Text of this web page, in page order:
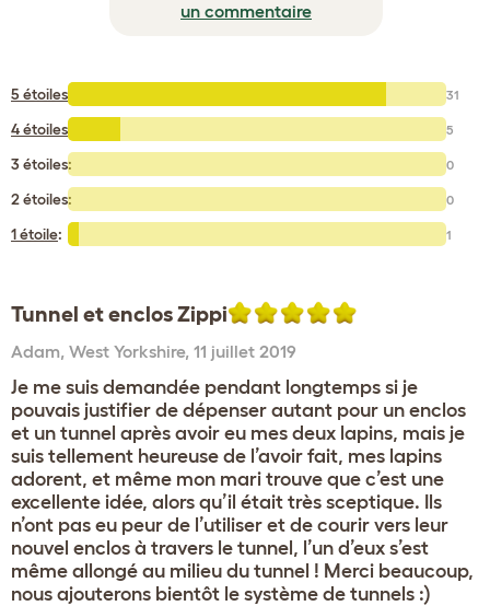
un commentaire
5 étoiles 31
4 étoiles 5
3 étoiles: 0
2 étoiles: 0
1 étoile: 1
Tunnel et enclos Zippi
Adam, West Yorkshire, 11 juillet 2019
Je me suis demandée pendant longtemps si je
pouvais justifier de dépenser autant pour un enclos
et un tunnel après avoir eu mes deux lapins, mais je
suis tellement heureuse de l’avoir fait, mes lapins
adorent, et même mon mari trouve que c’est une
excellente idée, alors qu’il était très sceptique. Ils
n’ont pas eu peur de l’utiliser et de courir vers leur
nouvel enclos à travers le tunnel, l’un d’eux s’est
même allongé au milieu du tunnel ! Merci beaucoup,
nous ajouterons bientôt le système de tunnels :)